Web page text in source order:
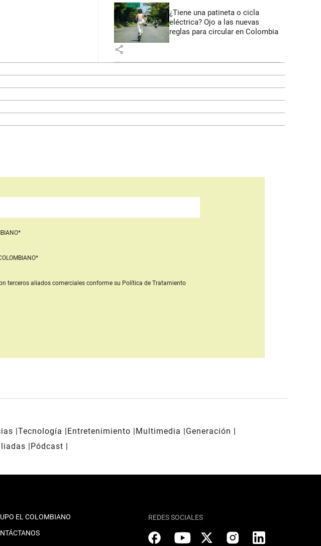
¿Tiene una patineta o cicla
eléctrica? Ojo a las nuevas
reglas para circular en Colombia
share
terceros aliados comercialesconforme su Política de Tratamiento
Tecnología Entretenimiento Multimedia
Generación
Pódcast
EL COLOMBIANO
REDES SOCIALES